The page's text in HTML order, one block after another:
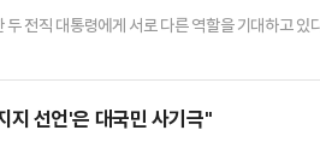
전직 대통령에게 서로 다른 역할을 기대하고 있
행보에 나선건 지난달 27일 박정희 전 대통령·
선언'은 대국민 사기극"